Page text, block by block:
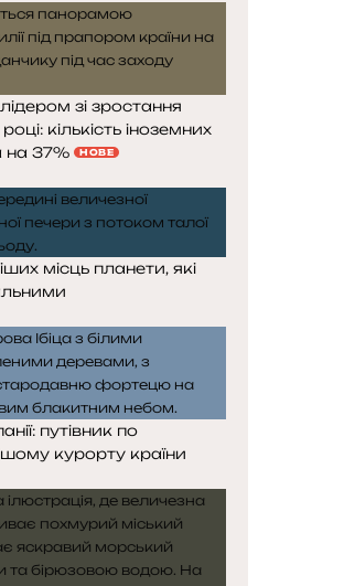
зі зростання
кількість іноземних
на 37%
НОВЕ
місць планети, які
путівник по
курорту країни